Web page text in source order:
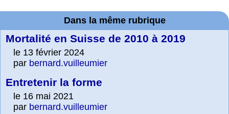
Dans la même rubrique
Mortalité en Suisse de 2010 à 2019
le 13 février 2024
par bernard.vuilleumier
Entretenir la forme
le 16 mai 2021
par bernard.vuilleumier